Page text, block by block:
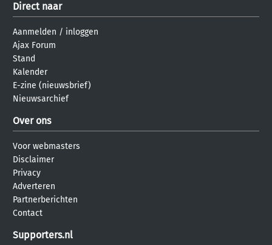
Direct naar
Aanmelden / inloggen
Ajax Forum
Stand
Kalender
E-zine (nieuwsbrief)
Nieuwsarchief
Over ons
Voor webmasters
Disclaimer
Privacy
Adverteren
Partnerberichten
Contact
Supporters.nl